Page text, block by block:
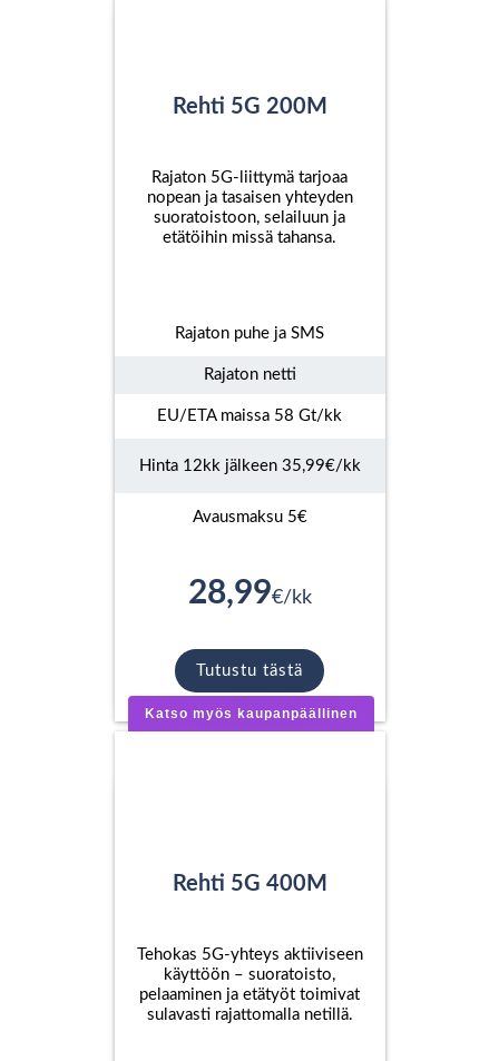
Rehti 5G 200M
Rajaton 5G-liittymä tarjoaa
nopean ja tasaisen yhteyden
suoratoistoon, selailuun ja
etätöihin missä tahansa.
Rajaton puhe ja SMS
Rajaton netti
EU/ETA maissa 58 Gt/kk
Hinta 12kk jälkeen 35,99€/kk
Avausmaksu 5€
28,99€/kk
Tutustu tästä
Katso myös kaupanpäällinen
Rehti 5G 400M
Tehokas 5G-yhteys aktiiviseen
käyttöön – suoratoisto,
pelaaminen ja etätyöt toimivat
sulavasti rajattomalla netillä.